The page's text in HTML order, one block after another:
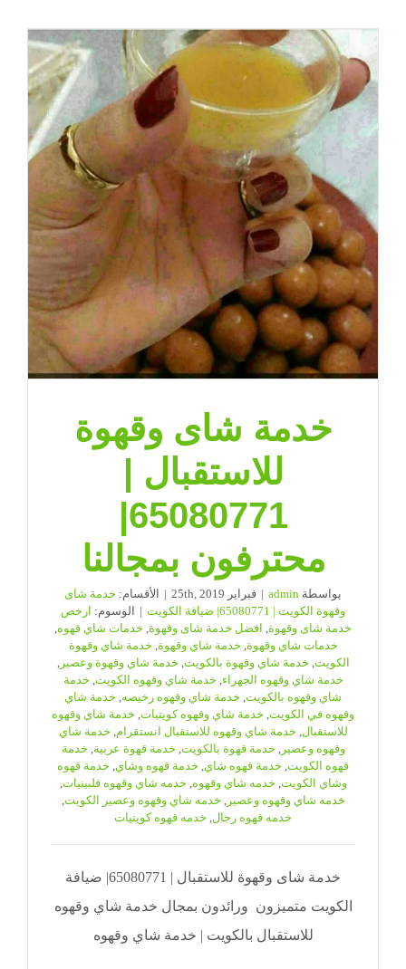
للاستقبال
بالكويت
65080771
|
ضيافة
الكويت
مغلقة
خدمة شاى وقهوة
للاستقبال |
65080771|
محترفون بمجالنا
بواسطة admin
| فبراير 25th, 2019 | الأقسام: خدمة شاى
وقهوة الكويت | 65080771| ضيافة الكويت
| الوسوم: ارخص
خدمة شاى وقهوة, افضل خدمة شاى وقهوة, خدمات شاي قهوه,
خدمات شاي وقهوة, خدمة شاي وقهوة, خدمة شاي وقهوة
الكويت, خدمة شاي وقهوة بالكويت, خدمة شاي وقهوة وعصير,
خدمة شاي وقهوه الجهراء, خدمة شاي وقهوه الكويت, خدمة
شاي وقهوه بالكويت, خدمة شاي وقهوه رخيصه, خدمة شاي
وقهوه في الكويت, خدمة شاي وقهوه كويتيات, خدمة شاي وقهوه
للاستقبال, خدمة شاي وقهوه للاستقبال انستقرام, خدمة شاي
وقهوه وعصير, خدمة قهوة بالكويت, خدمة قهوة عربية, خدمة
قهوه الكويت, خدمة قهوه شاي, خدمة قهوه وشاي, خدمة قهوه
وشاي الكويت, خدمه شاي وقهوه, خدمه شاي وقهوه فلبينيات,
خدمه شاي وقهوه وعصير, خدمه شاي وقهوه وعصير الكويت,
خدمه قهوه رجال, خدمه قهوه كويتيات
خدمة شاى وقهوة للاستقبال | 65080771| ضيافة
الكويت متميزون ورائدون بمجال خدمة شاي وقهوه
للاستقبال بالكويت | خدمة شاي وقهوه